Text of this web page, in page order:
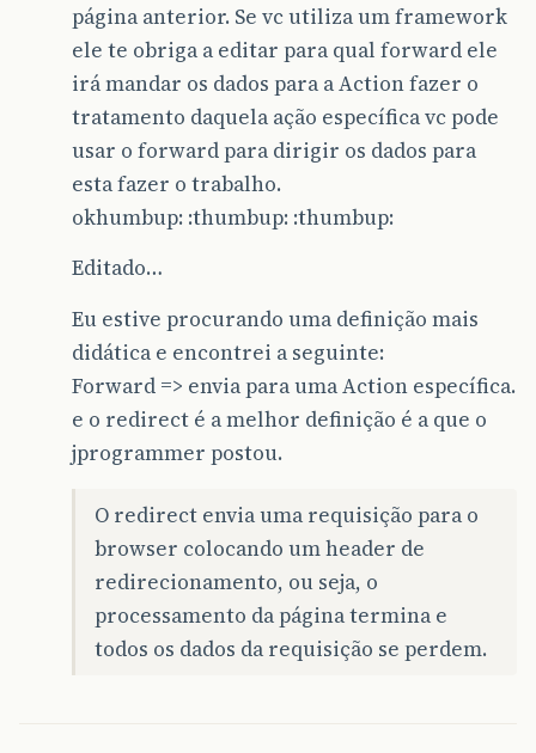
página anterior. Se vc utiliza um framework
ele te obriga a editar para qual forward ele
irá mandar os dados para a Action fazer o
tratamento daquela ação específica vc pode
usar o forward para dirigir os dados para
esta fazer o trabalho.
okhumbup: :thumbup: :thumbup:
Editado…
Eu estive procurando uma definição mais
didática e encontrei a seguinte:
Forward => envia para uma Action específica.
e o redirect é a melhor definição é a que o
jprogrammer postou.
O redirect envia uma requisição para o
browser colocando um header de
redirecionamento, ou seja, o
processamento da página termina e
todos os dados da requisição se perdem.